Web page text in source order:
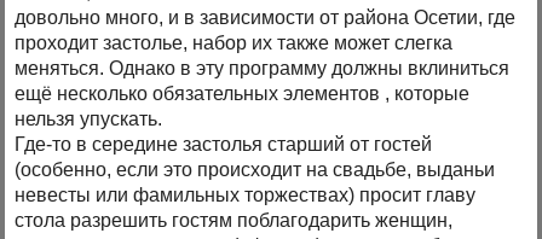
довольно много, и в зависимости от района Осетии, где
проходит застолье, набор их также может слегка
меняться. Однако в эту программу должны вклиниться
ещё несколько обязательных элементов , которые
нельзя упускать.
Где-то в середине застолья старший от гостей
(особенно, если это происходит на свадьбе, выданьи
невесты или фамильных торжествах) просит главу
стола разрешить гостям поблагодарить женщин,